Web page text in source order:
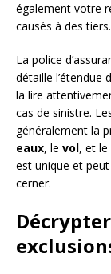
également votre
causés à des tiers.
La police
détaille l’étendue
la lire
cas de sinistre.
généralement la
eaux, le vol, et le
est unique et
cerner.